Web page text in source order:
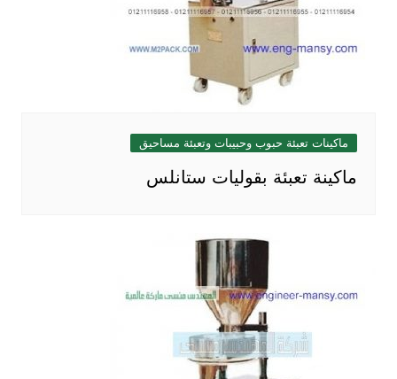
ماكينات تعبئة حبوب وحبيبات وتعبئة مساحيق
ماكينة تعبئة بقوليات ستانلس